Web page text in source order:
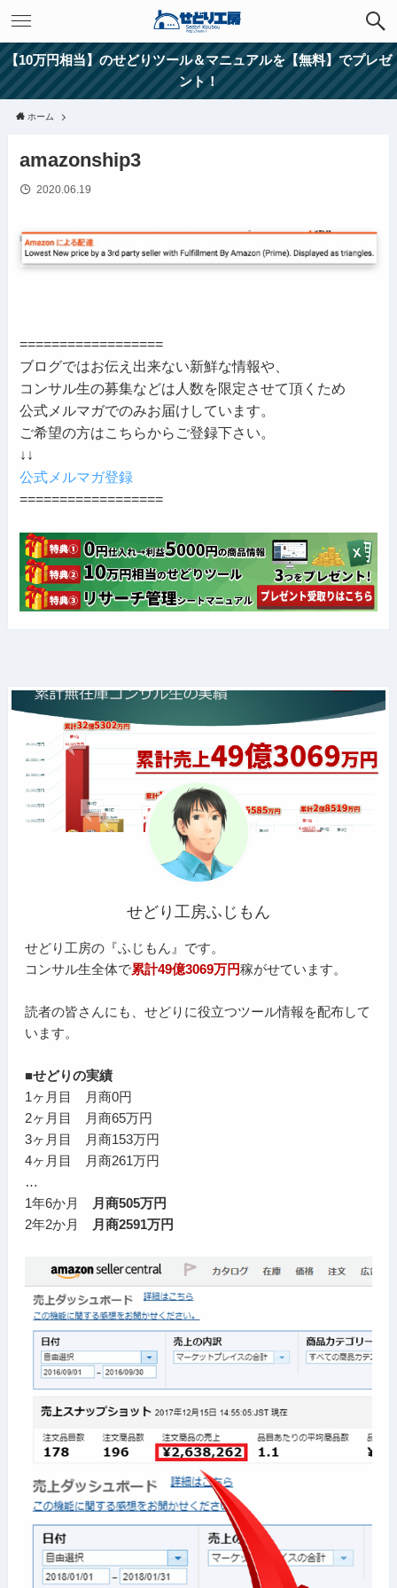
【10万円相当】のせどりツール＆マニュアルを【無料】でプレゼ
ント！
ホーム
amazonship3
2020.06.19
==================
ブログではお伝え出来ない新鮮な情報や、
コンサル生の募集などは人数を限定させて頂くため
公式メルマガでのみお届けしています。
ご希望の方はこちらからご登録下さい。
↓↓
公式メルマガ登録
==================
せどり工房ふじもん
せどり工房の『ふじもん』です。
コンサル生全体で累計49億3069万円稼がせています。
読者の皆さんにも、せどりに役立つツール情報を配布して
います。
■せどりの実績
1ヶ月目 月商0円
2ヶ月目 月商65万円
3ヶ月目 月商153万円
4ヶ月目 月商261万円
…
1年6か月
月商505万円
2年2か月
月商2591万円